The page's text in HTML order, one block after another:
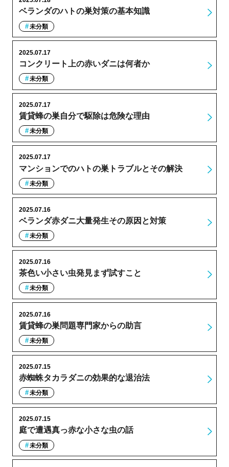
ベランダのハトの巣対策の基本知識
未分類
コンクリート上の赤いダニは何者か
2025.07.17
未分類
賃貸蜂の巣自分で駆除は危険な理由
2025.07.17
未分類
マンションでのハトの巣トラブルとその解決
2025.07.17
未分類
ベランダ赤ダニ大量発生その原因と対策
2025.07.16
未分類
茶色い小さい虫発見まず試すこと
2025.07.16
未分類
賃貸蜂の巣問題専門家からの助言
2025.07.16
未分類
赤蜘蛛タカラダニの効果的な退治法
2025.07.15
未分類
庭で遭遇真っ赤な小さな虫の話
2025.07.15
未分類